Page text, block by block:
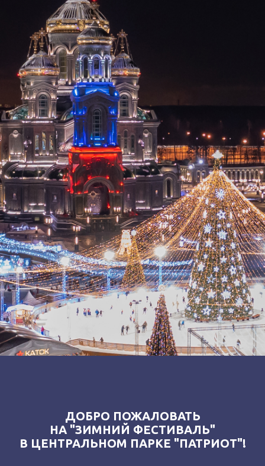
ДОБРО ПОЖАЛОВАТЬ
НА "ЗИМНИЙ ФЕСТИВАЛЬ"
В ЦЕНТРАЛЬНОМ ПАРКЕ "ПАТРИОТ"!